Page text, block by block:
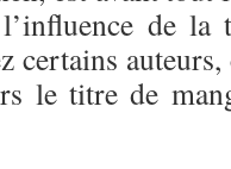
de la
certains
le titre de